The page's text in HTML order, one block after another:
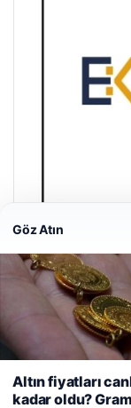
Enes Kaplan
28/04/2026
deneyiminizi
kullanıyoruz. Çerez
Göz Atın
Altın fiyatları
kadar oldu?